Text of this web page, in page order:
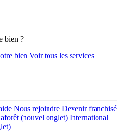
bien ?
bien Voir tous les services
Nous rejoindre Devenir franchisé
(nouvel onglet) International